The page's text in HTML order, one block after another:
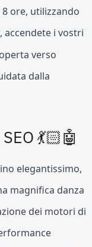
ore, utilizzando
accendete i vostri
verso
dalla
💃🏻🤖
elegantissimo,
magnifica danza
dei motori di